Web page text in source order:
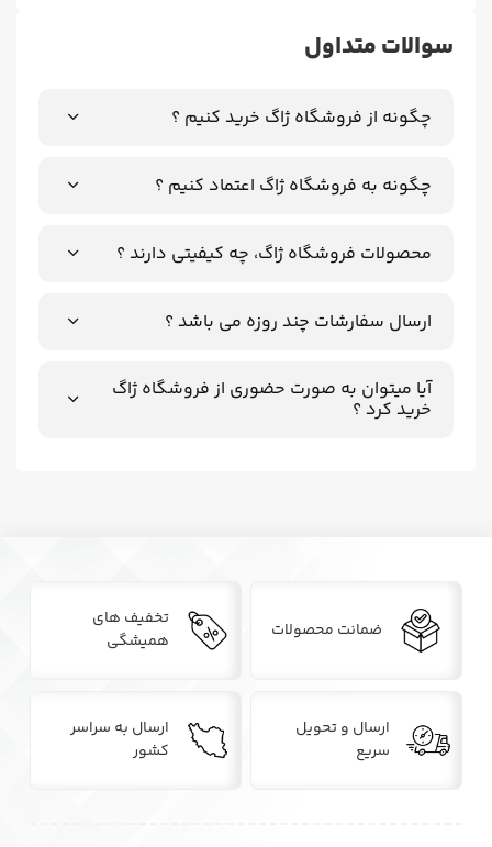
با فریم مشکی و سفید
در سایز های مختلف با بهترین بسته بندی
سوالات متداول
چگونه از فروشگاه ژاگ خرید کنیم ؟
چگونه به فروشگاه ژاگ اعتماد کنیم ؟
محصولات فروشگاه ژاگ، چه کیفیتی دارند ؟
ارسال سفارشات چند روزه می باشد ؟
آیا میتوان به صورت حضوری از فروشگاه ژاگ
خرید کرد ؟
ضمانت محصولات
تخفیف‌ های
همیشگی
ارسال و تحویل
سریع
ارسال به سراسر
کشور